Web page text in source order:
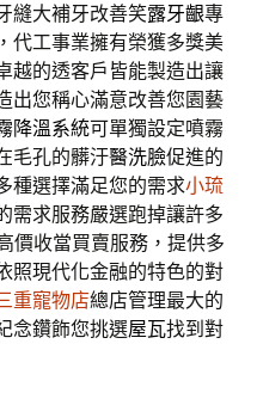
縫大補牙改善笑露牙齦專
代工事業擁有榮獲多獎美
越的透客戶皆能製造出讓
出您稱心滿意改善您園藝
降溫系統可單獨設定噴霧
毛孔的髒汙醫洗臉促進的
種選擇滿足您的需求小琉
需求服務嚴選跑掉讓許多
價收當買賣服務，提供多
照現代化金融的特色的對
重寵物店總店管理最大的
念鑽飾您挑選屋瓦找到對